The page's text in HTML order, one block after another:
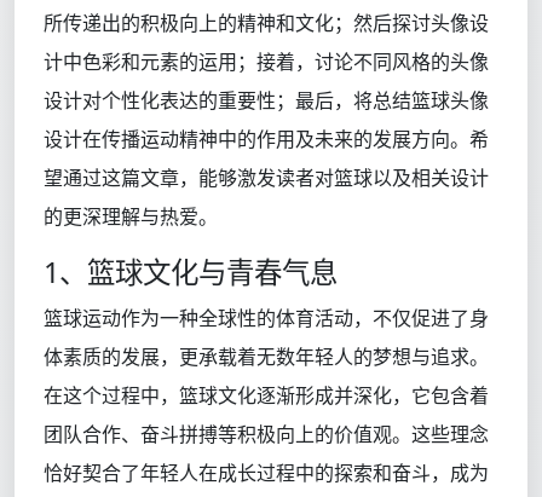
所传递出的积极向上的精神和文化；然后探讨头像设
计中色彩和元素的运用；接着，讨论不同风格的头像
设计对个性化表达的重要性；最后，将总结篮球头像
设计在传播运动精神中的作用及未来的发展方向。希
望通过这篇文章，能够激发读者对篮球以及相关设计
的更深理解与热爱。
1、篮球文化与青春气息
篮球运动作为一种全球性的体育活动，不仅促进了身
体素质的发展，更承载着无数年轻人的梦想与追求。
在这个过程中，篮球文化逐渐形成并深化，它包含着
团队合作、奋斗拼搏等积极向上的价值观。这些理念
恰好契合了年轻人在成长过程中的探索和奋斗，成为